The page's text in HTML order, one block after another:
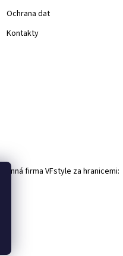
Ochrana dat
Kontakty
Rodinná firma VFstyle za hranicemi: